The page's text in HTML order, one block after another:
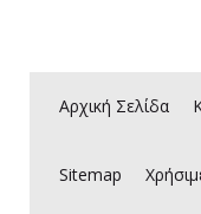
Αρχική Σελίδα
Sitemap